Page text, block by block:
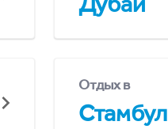
Отдых в
Стамбул